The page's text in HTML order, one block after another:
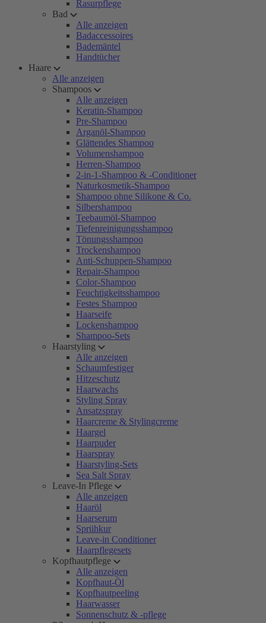
Rasurpflege
Bad
Alle anzeigen
Badaccessoires
Bademäntel
Handtücher
Haare
Alle anzeigen
Shampoos
Alle anzeigen
Keratin-Shampoo
Pre-Shampoo
Arganöl-Shampoo
Glättendes Shampoo
Volumenshampoo
Herren-Shampoo
2-in-1-Shampoo & -Conditioner
Naturkosmetik-Shampoo
Shampoo ohne Silikone & Co.
Silbershampoo
Teebaumöl-Shampoo
Tiefenreinigungsshampoo
Tönungsshampoo
Trockenshampoo
Anti-Schuppen-Shampoo
Repair-Shampoo
Color-Shampoo
Feuchtigkeitsshampoo
Festes Shampoo
Haarseife
Lockenshampoo
Shampoo-Sets
Haarstyling
Alle anzeigen
Schaumfestiger
Hitzeschutz
Haarwachs
Styling Spray
Ansatzspray
Haarcreme & Stylingcreme
Haargel
Haarpuder
Haarspray
Haarstyling-Sets
Sea Salt Spray
Leave-In Pflege
Alle anzeigen
Haaröl
Haarserum
Sprühkur
Leave-in Conditioner
Haarpflegesets
Kopfhautpflege
Alle anzeigen
Kopfhaut-Öl
Kopfhautpeeling
Haarwasser
Sonnenschutz & -pflege